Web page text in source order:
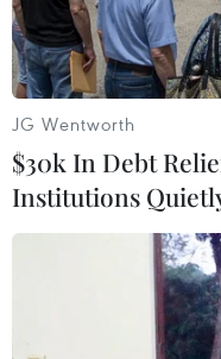
chủ trì lễ
Theo dõi
Tại trụ sở Chính
JG Wentworth
$30k In Debt
Institutions